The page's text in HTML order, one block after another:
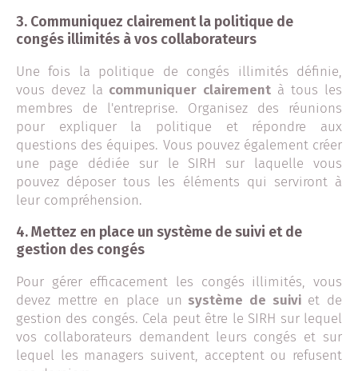
3. Communiquez clairement la politique de
congés illimités à vos collaborateurs
Une fois la politique de congés illimités définie,
vous devez la communiquer clairementà tous les
membres de l'entreprise. Organisez des réunions
pour expliquer la politique et répondre aux
questions des équipes. Vous pouvez également créer
une page dédiée sur le SIRH sur laquelle vous
pouvez déposer tous les éléments qui serviront à
leur compréhension.
4.Mettez en place un système de suivi et de
gestion des congés
Pour gérer efficacement les congés illimités, vous
devez mettre en place un système de suiviet de
gestion des congés. Cela peut être le SIRH sur lequel
vos collaborateurs demandent leurs congés et sur
lequel les managers suivent, acceptent ou refusent